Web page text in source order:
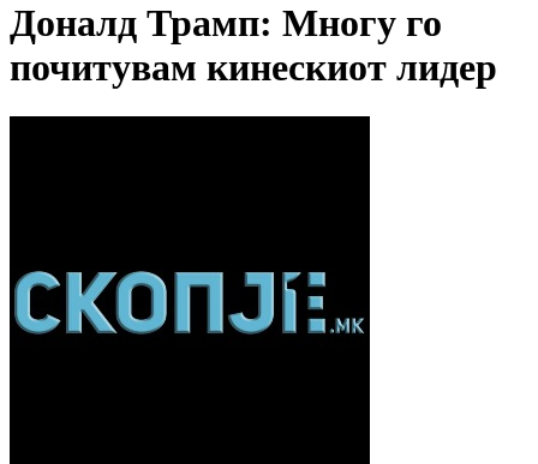
Доналд Трамп: Многу го
почитувам кинескиот лидер